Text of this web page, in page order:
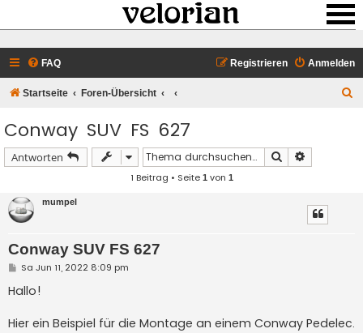
FAQ Anmelden
Registrieren
Startseite Foren-Übersicht
Conway SUV FS 627
Antworten Suche
1 Beitrag • Seite 1von 1
mumpel
Conway SUV FS 627
B
i
t
a
g
Sa Jun 11, 2022 8:09 pm
Hallo!
Hier ein Beispiel für die Montage an einem Conway Pedelec.